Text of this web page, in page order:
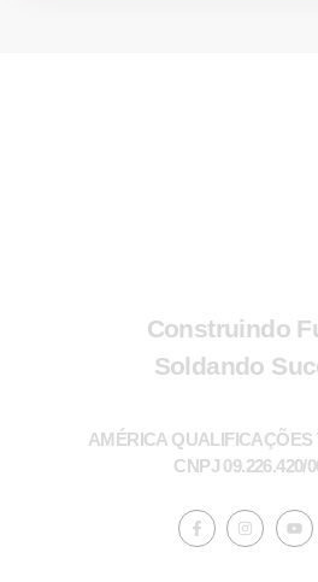
Construindo
Soldando
AMÉRICA QUALIFICAÇÕES
CNPJ 09.226.420/